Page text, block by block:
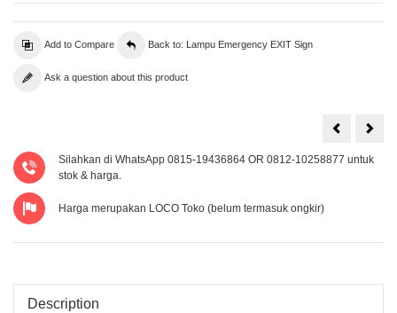
Add to Compare Back to: Lampu Emergency EXIT Sign
Ask a question about this product
Lampu
LED
Silahkan di WhatsApp 0815-19436864 OR 0812-10258877 untuk
stok & harga.
Harga merupakan LOCO Toko (belum termasuk ongkir)
Description